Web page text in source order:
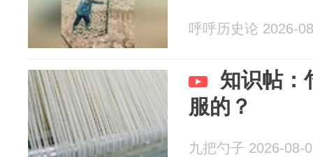
呼呼历史论 2026-
知识帖：
服的？
九把勺子 2026-08-